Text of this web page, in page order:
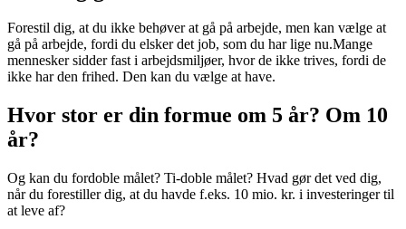
Forestil dig, at du ikke behøver at gå på arbejde, men kan vælge at
gå på arbejde, fordi du elsker det job, som du har lige nu.Mange
mennesker sidder fast i arbejdsmiljøer, hvor de ikke trives, fordi de
ikke har den frihed. Den kan du vælge at have.
Hvor stor er din formue om 5 år? Om 10
år?
Og kan du fordoble målet? Ti-doble målet? Hvad gør det ved dig,
når du forestiller dig, at du havde f.eks. 10 mio. kr. i investeringer til
at leve af?